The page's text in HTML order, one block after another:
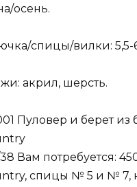
осень.
спицы/вилки: 5,5-
акрил, шерсть.
Пуловер и берет из
Вам потребуется:
спицы № 5 и № 7,